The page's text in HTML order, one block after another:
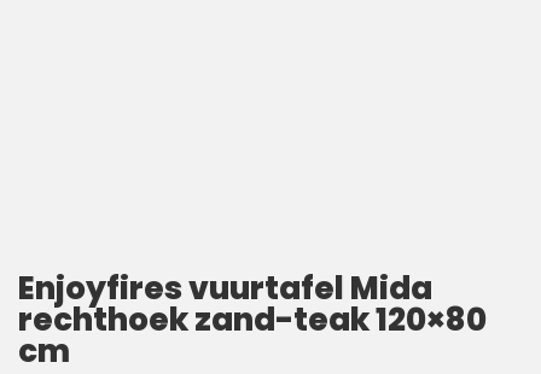
Enjoyfires vuurtafel Mida
rechthoek zand-teak 120×80
cm